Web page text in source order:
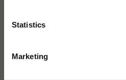
Statistics
Marketing